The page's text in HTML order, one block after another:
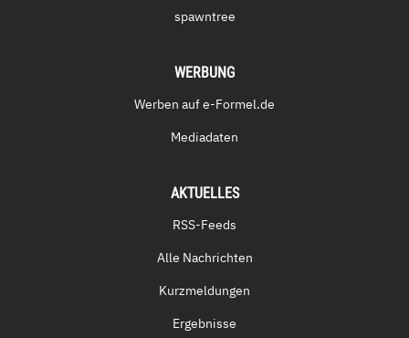
spawntree
WERBUNG
Werben auf e-Formel.de
Mediadaten
AKTUELLES
RSS-Feeds
Alle Nachrichten
Kurzmeldungen
Ergebnisse